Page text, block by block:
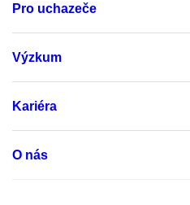
Pro uchazeče
Výzkum
Kariéra
O nás